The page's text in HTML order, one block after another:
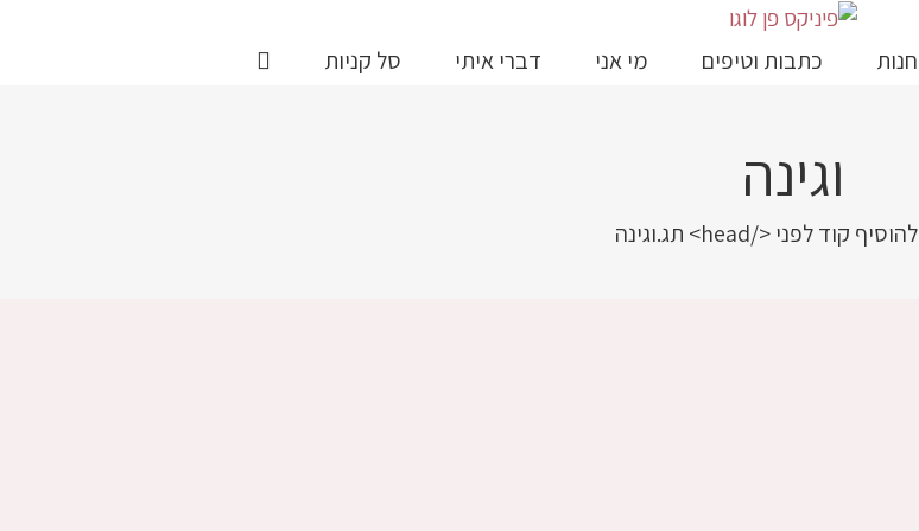
חנות כתבות וטיפים מי אני דברי איתי סל קניות
וגינה
להוסיף קוד לפני </head> תג. וגינה